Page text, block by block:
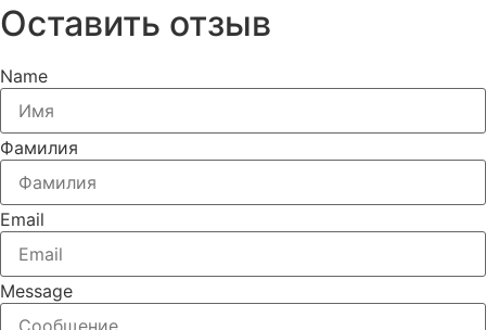
Оставить отзыв
Name
Фамилия
Email
Message